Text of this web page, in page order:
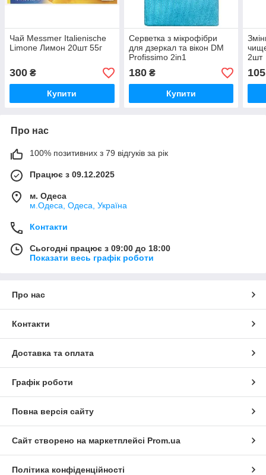
Чай Messmer Italienische
Limone Лимон 20шт 55г
300 ₴
Купити
Серветка з мікрофібри
для дзеркал та вікон DM
Profissimo 2in1
Fenstertuch aus
Mikrofeinfaser 1 шт
Німеччина
180₴
Купити
2шт
105
Про нас
100% позитивних з 79 відгуків за рік
Працює з 09.12.2025
м. Одеса
м.Одеса, Одеса, Україна
Контакти
Сьогодні працює з 09:00 до 18:00
Показати весь графік роботи
Про нас
Контакти
Доставка та оплата
Графік роботи
Повна версія сайту
Сайт створено на маркетплейсі Prom.ua
Політика конфіденційності